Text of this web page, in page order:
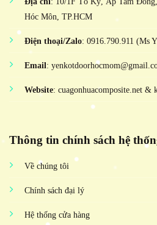
Hóc Môn, TP.HCM
Điện thoại/Zalo: 0916.790.911 (Ms
Email:
Website: cuagonhuacomposite.net &
Thông tin chính sách hệ
Về chúng tôi
Chính sách đại lý
Hệ thống cửa hàng